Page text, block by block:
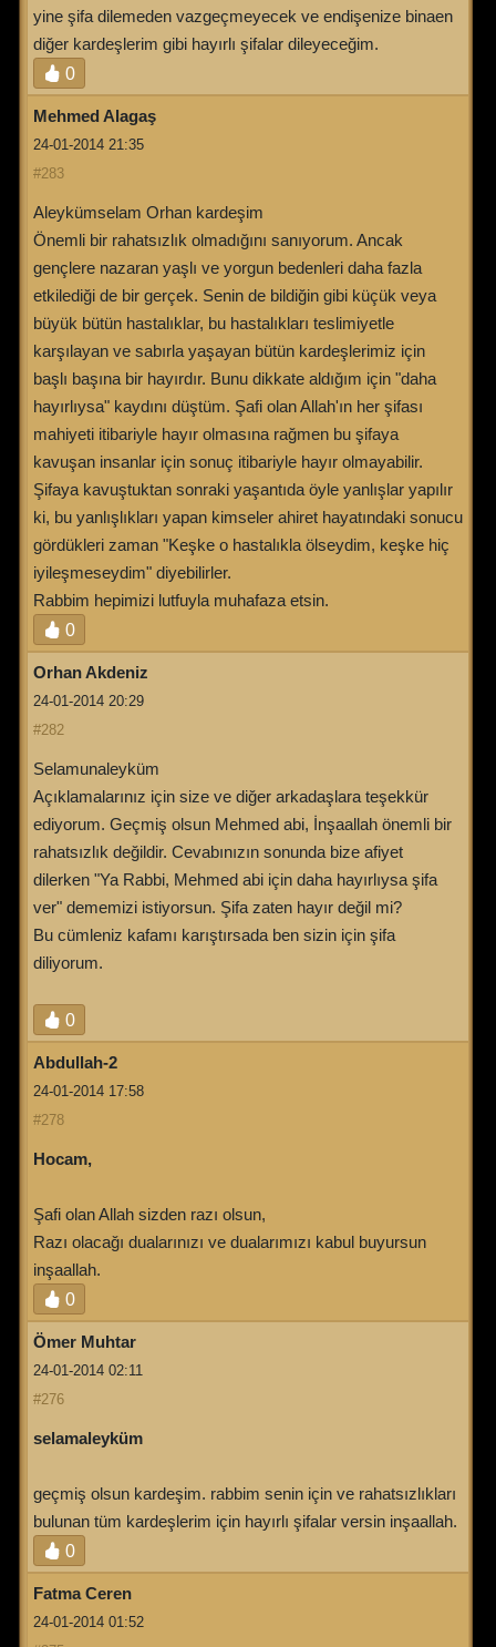
yine şifa dilemeden vazgeçmeyecek ve endişenize binaen
diğer kardeşlerim gibi hayırlı şifalar dileyeceğim.
0
Mehmed Alagaş
24-01-2014 21:35
#283
Aleykümselam Orhan kardeşim
Önemli bir rahatsızlık olmadığını sanıyorum. Ancak
gençlere nazaran yaşlı ve yorgun bedenleri daha fazla
etkilediği de bir gerçek. Senin de bildiğin gibi küçük veya
büyük bütün hastalıklar, bu hastalıkları teslimiyetle
karşılayan ve sabırla yaşayan bütün kardeşlerimiz için
başlı başına bir hayırdır. Bunu dikkate aldığım için "daha
hayırlıysa" kaydını düştüm. Şafi olan Allah'ın her şifası
mahiyeti itibariyle hayır olmasına rağmen bu şifaya
kavuşan insanlar için sonuç itibariyle hayır olmayabilir.
Şifaya kavuştuktan sonraki yaşantıda öyle yanlışlar yapılır
ki, bu yanlışlıkları yapan kimseler ahiret hayatındaki sonucu
gördükleri zaman "Keşke o hastalıkla ölseydim, keşke hiç
iyileşmeseydim" diyebilirler.
Rabbim hepimizi lutfuyla muhafaza etsin.
0
Orhan Akdeniz
24-01-2014 20:29
#282
Selamunaleyküm
Açıklamalarınız için size ve diğer arkadaşlara teşekkür
ediyorum. Geçmiş olsun Mehmed abi, İnşaallah önemli bir
rahatsızlık değildir. Cevabınızın sonunda bize afiyet
dilerken "Ya Rabbi, Mehmed abi için daha hayırlıysa şifa
ver" dememizi istiyorsun. Şifa zaten hayır değil mi?
Bu cümleniz kafamı karıştırsada ben sizin için şifa
diliyorum.
0
Abdullah-2
24-01-2014 17:58
#278
Hocam,
Şafi olan Allah sizden razı olsun,
Razı olacağı dualarınızı ve dualarımızı kabul buyursun
inşaallah.
0
Ömer Muhtar
24-01-2014 02:11
#276
selamaleyküm
geçmiş olsun kardeşim. rabbim senin için ve rahatsızlıkları
bulunan tüm kardeşlerim için hayırlı şifalar versin inşaallah.
0
Fatma Ceren
24-01-2014 01:52